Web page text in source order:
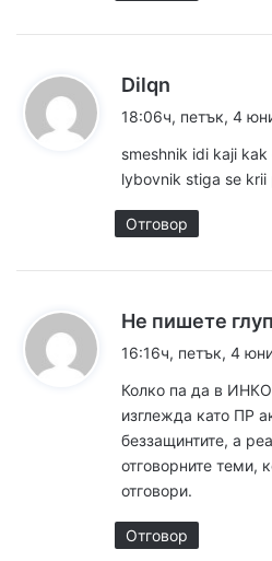
Dilqn
а
:
18:06ч, петък, 4
smeshnik idi kaji
lybovnik stiga se krii
Отговор
Не пишете
16:16ч, петък, 4
Колко па да в
изглежда като ПР
беззащинтите, а
отговорните теми,
отговори.
Отговор